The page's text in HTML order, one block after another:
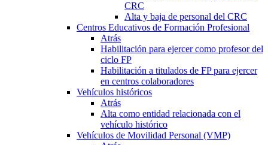
CRC
Alta y baja de personal del CRC
Centros Educativos de Formación Profesional
Atrás
Habilitación para ejercer como profesor del
ciclo FP
Habilitación a titulados de FP para ejercer
en centros colaboradores
Vehículos históricos
Atrás
Alta como entidad relacionada con el
vehículo histórico
Vehículos de Movilidad Personal (VMP)